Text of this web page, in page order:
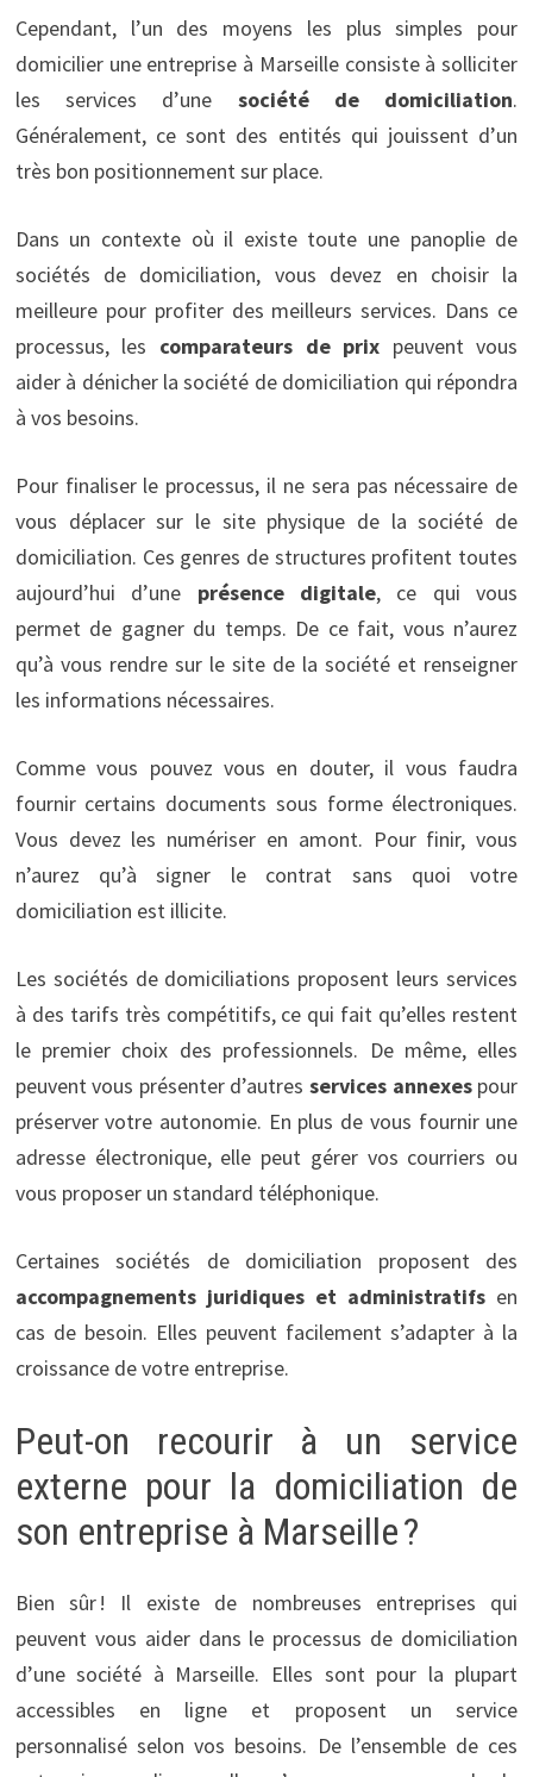
Cependant, l’un des moyens les plus simples pour
domicilier une entreprise à Marseille consiste à solliciter
les services d’une société de domiciliation.
Généralement, ce sont des entités qui jouissent d’un
très bon positionnement sur place.
Dans un contexte où il existe toute une panoplie de
sociétés de domiciliation, vous devez en choisir la
meilleure pour profiter des meilleurs services. Dans ce
processus, les comparateurs de prix peuvent vous
aider à dénicher la société de domiciliation qui répondra
à vos besoins.
Pour finaliser le processus, il ne sera pas nécessaire de
vous déplacer sur le site physique de la société de
domiciliation. Ces genres de structures profitent toutes
aujourd’hui d’une présence digitale, ce qui vous
permet de gagner du temps. De ce fait, vous n’aurez
qu’à vous rendre sur le site de la société et renseigner
les informations nécessaires.
Comme vous pouvez vous en douter, il vous faudra
fournir certains documents sous forme électroniques.
Vous devez les numériser en amont. Pour finir, vous
n’aurez qu’à signer le contrat sans quoi votre
domiciliation est illicite.
Les sociétés de domiciliations proposent leurs services
à des tarifs très compétitifs, ce qui fait qu’elles restent
le premier choix des professionnels. De même, elles
peuvent vous présenter d’autresservices annexespour
préserver votre autonomie. En plus de vous fournir une
adresse électronique, elle peut gérer vos courriers ou
vous proposer un standard téléphonique.
Certaines sociétés de domiciliation proposent des
accompagnements juridiques et administratifs en
cas de besoin. Elles peuvent facilement s’adapter à la
croissance de votre entreprise.
Peut-on recourir à un service
externe pour la domiciliation de
son entreprise à Marseille ?
Bien sûr ! Il existe de nombreuses entreprises qui
peuvent vous aider dans le processus de domiciliation
d’une société à Marseille. Elles sont pour la plupart
accessibles en ligne et proposent un service
personnalisé selon vos besoins. De l’ensemble de ces